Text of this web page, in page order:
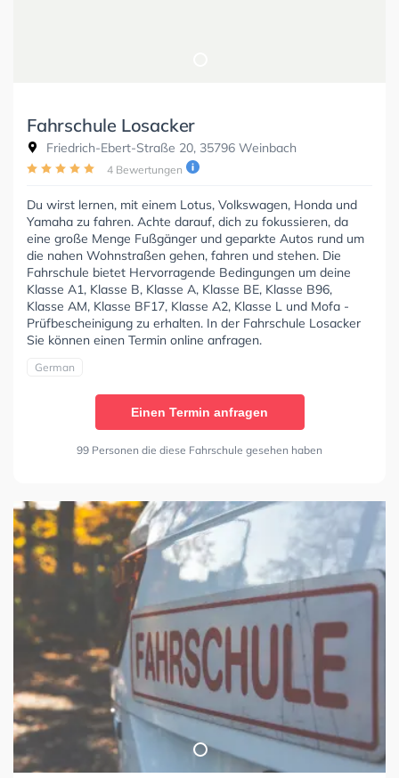
Fahrschule Losacker
Friedrich-Ebert-Straße 20, 35796 Weinbach
4 Bewertungen
Du wirst lernen, mit einem Lotus, Volkswagen, Honda und
Yamaha zu fahren. Achte darauf, dich zu fokussieren, da
eine große Menge Fußgänger und geparkte Autos rund um
die nahen Wohnstraßen gehen, fahren und stehen. Die
Fahrschule bietet Hervorragende Bedingungen um deine
Klasse A1, Klasse B, Klasse A, Klasse BE, Klasse B96,
Klasse AM, Klasse BF17, Klasse A2, Klasse L und Mofa -
Prüfbescheinigung zu erhalten. In der Fahrschule Losacker
Sie können einen Termin online anfragen.
German
Einen Termin anfragen
99 Personen die diese Fahrschule gesehen haben